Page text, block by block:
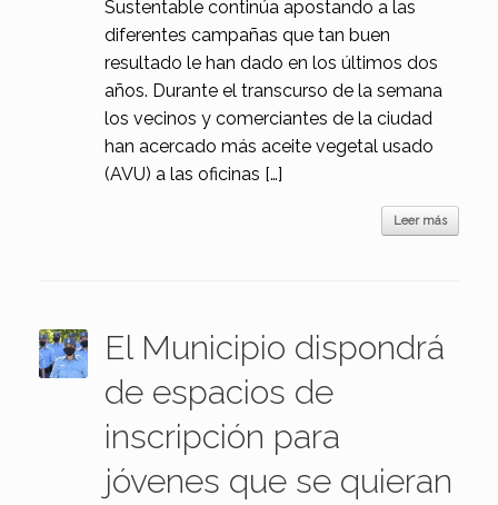
Sustentable continúa apostando a las
diferentes campañas que tan buen
resultado le han dado en los últimos dos
años. Durante el transcurso de la semana
los vecinos y comerciantes de la ciudad
han acercado más aceite vegetal usado
(AVU) a las oficinas […]
Leer más
El Municipio dispondrá
de espacios de
inscripción para
jóvenes que se quieran